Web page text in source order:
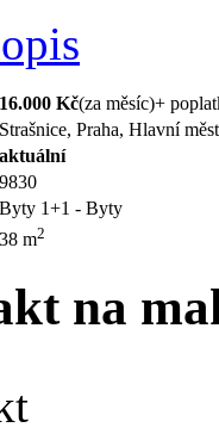
16.000 Kč(za měsíc)+
Strašnice, Praha, Hlavní
aktuální
9830
Byty 1+1 - Byty
38 m2
na